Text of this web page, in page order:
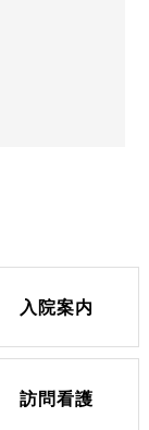
入院案内
訪問看護